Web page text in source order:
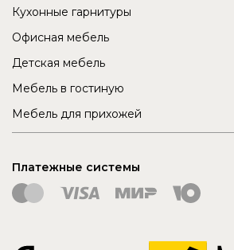
Кухонные гарнитуры
Офисная мебель
Детская мебель
Мебель в гостиную
Мебель для прихожей
Платежные системы